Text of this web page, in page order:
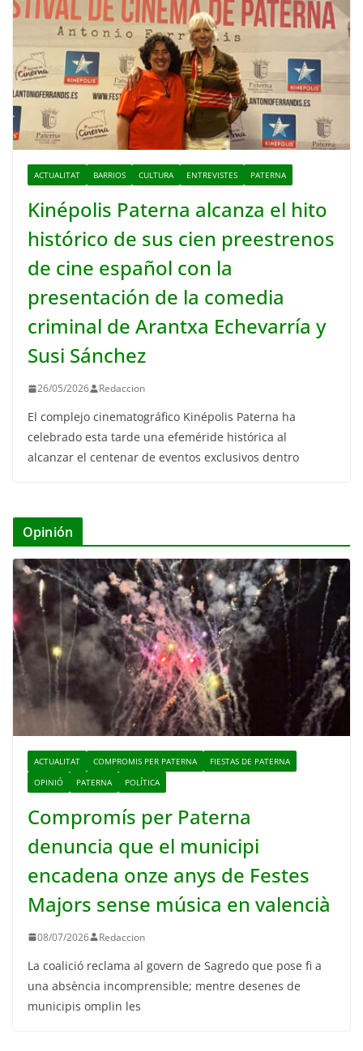
ACTUALITAT BARRIOS CULTURA ENTREVISTES PATERNA
Kinépolis Paterna alcanza el hito
histórico de sus cien preestrenos
de cine español con la
presentación de la comedia
criminal de Arantxa Echevarría y
Susi Sánchez
26/05/2026 Redaccion
El complejo cinematográfico Kinépolis Paterna ha
celebrado esta tarde una efeméride histórica al
alcanzar el centenar de eventos exclusivos dentro
Opinión
ACTUALITAT COMPROMIS PER PATERNA
FIESTAS DE PATERNA
OPINIÓ
PATERNA POLÍTICA
Compromís per Paterna
denuncia que el municipi
encadena onze anys de Festes
Majors sense música en valencià
08/07/2026 Redaccion
La coalició reclama al govern de Sagredo que pose fi a
una absència incomprensible; mentre desenes de
municipis omplin les